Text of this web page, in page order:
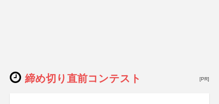
締め切り直前コンテスト [PR]